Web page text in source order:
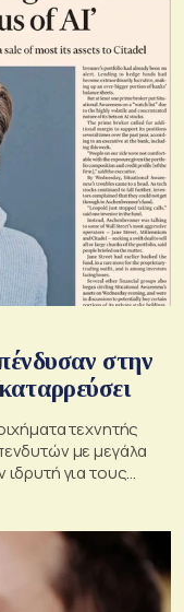
στην
τεχνητής
με μεγάλα
για τους